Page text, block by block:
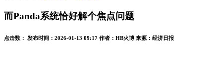
而Panda系统恰好解个焦点问题
点击数： 发布时间： 2026-01-13 09:17 作者： HB火博 来源： 经济日报